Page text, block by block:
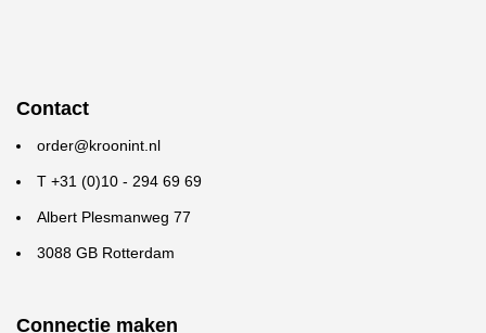
Contact
order@kroonint.nl
T +31 (0)10 - 294 69 69
Albert Plesmanweg 77
3088 GB Rotterdam
Connectie maken